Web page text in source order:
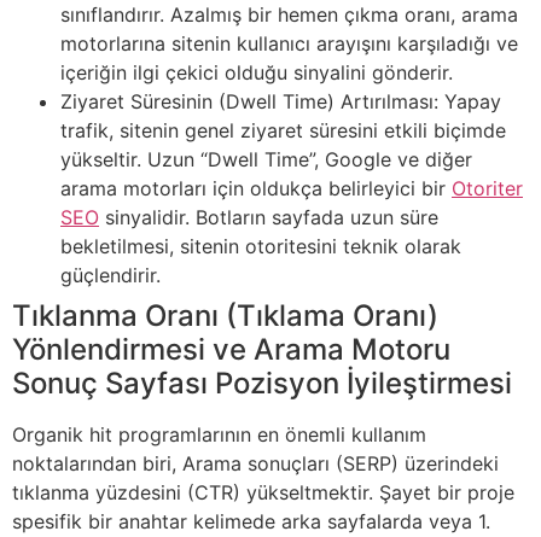
sınıflandırır. Azalmış bir hemen çıkma oranı, arama
motorlarına sitenin kullanıcı arayışını karşıladığı ve
içeriğin ilgi çekici olduğu sinyalini gönderir.
Ziyaret Süresinin (Dwell Time) Artırılması: Yapay
trafik, sitenin genel ziyaret süresini etkili biçimde
yükseltir. Uzun “Dwell Time”, Google ve diğer
arama motorları için oldukça belirleyici bir Otoriter
SEO sinyalidir. Botların sayfada uzun süre
bekletilmesi, sitenin otoritesini teknik olarak
güçlendirir.
Tıklanma Oranı (Tıklama Oranı)
Yönlendirmesi ve Arama Motoru
Sonuç Sayfası Pozisyon İyileştirmesi
Organik hit programlarının en önemli kullanım
noktalarından biri, Arama sonuçları (SERP) üzerindeki
tıklanma yüzdesini (CTR) yükseltmektir. Şayet bir proje
spesifik bir anahtar kelimede arka sayfalarda veya 1.